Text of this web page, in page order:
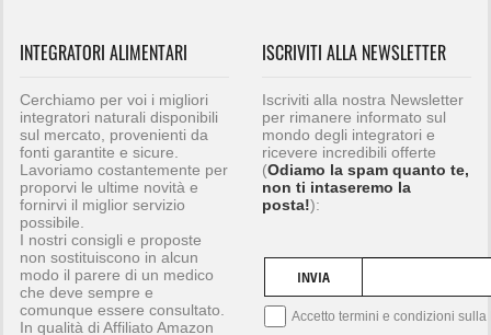
INTEGRATORI ALIMENTARI
Cerchiamo per voi i migliori
integratori naturali disponibili
sul mercato, provenienti da
fonti garantite e sicure.
Lavoriamo costantemente per
proporvi le ultime novità e
fornirvi il miglior servizio
possibile.
I nostri consigli e proposte
non sostituiscono in alcun
modo il parere di un medico
che deve sempre e
comunque essere consultato.
In qualità di Affiliato Amazon
ISCRIVITI ALLA NEWSLETTER
Iscriviti alla nostra Newsletter
per rimanere informato sul
mondo degli integratori e
ricevere incredibili offerte
(Odiamo la spam quanto te,
non ti intaseremo la
posta!):
INVIA
Accetto termini e condizioni sulla